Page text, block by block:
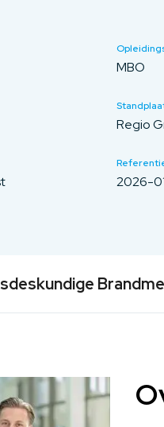
MBO
Regio
2026-